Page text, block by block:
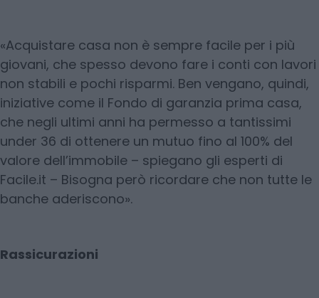
«Acquistare casa non è sempre facile per i più
giovani, che spesso devono fare i conti con lavori
non stabili e pochi risparmi. Ben vengano, quindi,
iniziative come il Fondo di garanzia prima casa,
che negli ultimi anni ha permesso a tantissimi
under 36 di ottenere un mutuo fino al 100% del
valore dell’immobile – spiegano gli esperti di
Facile.it – Bisogna però ricordare che non tutte le
banche aderiscono».
Rassicurazioni